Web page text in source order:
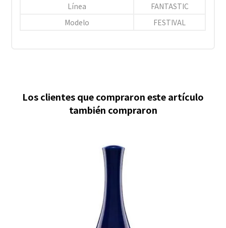
Línea
FANTASTIC
Modelo
FESTIVAL
Los clientes que compraron este artículo
también compraron